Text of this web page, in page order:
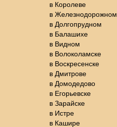
в Королеве
в Железнодорожном
в Долгопрудном
в Балашихе
в Видном
в Волоколамске
в Воскресенске
в Дмитрове
в Домодедово
в Егорьевске
в Зарайске
в Истре
в Кашире